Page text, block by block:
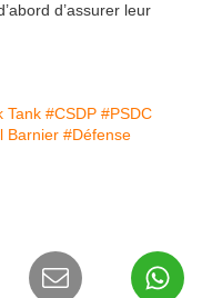
d’assurer leur
Tank #CSDP #PSDC
Barnier #Défense